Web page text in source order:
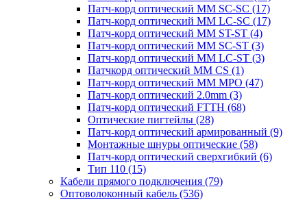
Патч-корд оптический MM SC-SC (17)
Патч-корд оптический MM LC-SC (17)
Патч-корд оптический MM ST-ST (4)
Патч-корд оптический MM SC-ST (3)
Патч-корд оптический MM LC-ST (3)
Патчкорд оптический MM CS (1)
Патч-корд оптический MM MPO (47)
Патч-корд оптический 2.0mm (3)
Патч-корд оптический FTTH (68)
Оптические пигтейлы (28)
Патч-корд оптический армированный (9)
Монтажные шнуры оптические (58)
Патч-корд оптический сверхгибкий (6)
Тип 110 (15)
Кабели прямого подключения (79)
Оптоволоконный кабель (536)